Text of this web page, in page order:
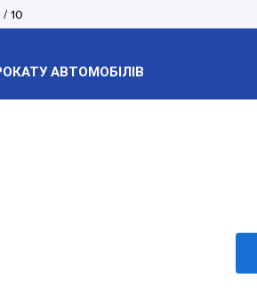
/ 10
АВТОМОБІЛІВ